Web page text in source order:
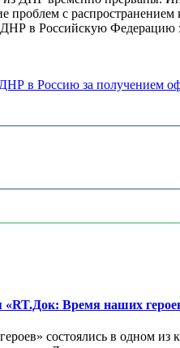
с
в Российскую
в Россию за получением
Время наших
состоялись в одном из